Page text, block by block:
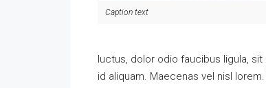
Caption text
luctus, dolor odio faucibus ligula,
id aliquam. Maecenas vel nisl